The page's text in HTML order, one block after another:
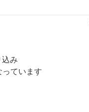
み
ています